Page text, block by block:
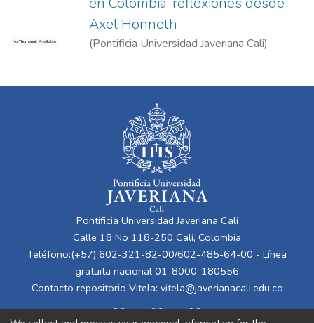
No Thumbnail Available
Axel Honneth
(Pontificia Universidad Javeriana Cali)
Pontificia Universidad Javeriana Cali
Calle 18 No 118-250 Cali, Colombia
Teléfono:(+57) 602-321-82-00/602-485-64-00 - Línea
gratuita nacional 01-8000-180556
Contacto repositorio Vitela: vitela@javerianacali.edu.co